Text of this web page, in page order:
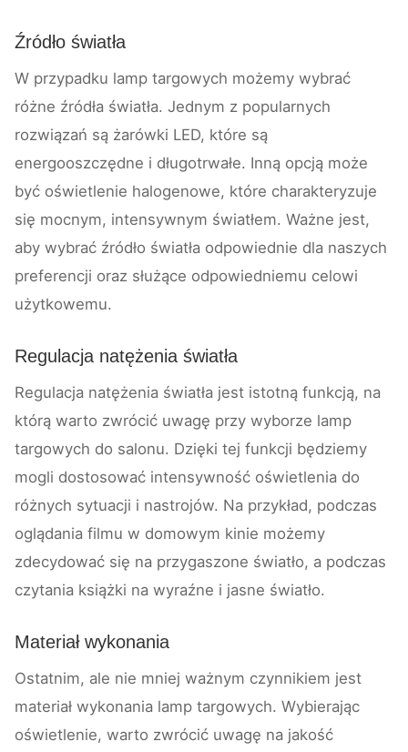
Źródło światła
W przypadku lamp targowych możemy wybrać
różne źródła światła. Jednym z popularnych
rozwiązań są żarówki LED, które są
energooszczędne i długotrwałe. Inną opcją może
być oświetlenie halogenowe, które charakteryzuje
się mocnym, intensywnym światłem. Ważne jest,
aby wybrać źródło światła odpowiednie dla naszych
preferencji oraz służące odpowiedniemu celowi
użytkowemu.
Regulacja natężenia światła
Regulacja natężenia światła jest istotną funkcją, na
którą warto zwrócić uwagę przy wyborze lamp
targowych do salonu. Dzięki tej funkcji będziemy
mogli dostosować intensywność oświetlenia do
różnych sytuacji i nastrojów. Na przykład, podczas
oglądania filmu w domowym kinie możemy
zdecydować się na przygaszone światło, a podczas
czytania książki na wyraźne i jasne światło.
Materiał wykonania
Ostatnim, ale nie mniej ważnym czynnikiem jest
materiał wykonania lamp targowych. Wybierając
oświetlenie, warto zwrócić uwagę na jakość